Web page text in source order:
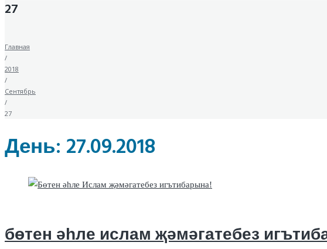
27
Главная
/
2018
/
Сентябрь
/
27
День: 27.09.2018
бөтен әһле ислам җәмәгатебез